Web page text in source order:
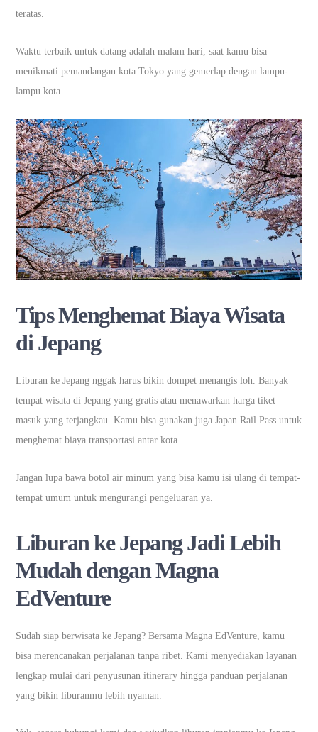
teratas.
Waktu terbaik untuk datang adalah malam hari, saat kamu bisa
menikmati pemandangan kota Tokyo yang gemerlap dengan lampu-
lampu kota.
Tips Menghemat Biaya Wisata
di Jepang
Liburan ke Jepang nggak harus bikin dompet menangis loh. Banyak
tempat wisata di Jepang yang gratis atau menawarkan harga tiket
masuk yang terjangkau. Kamu bisa gunakan juga Japan Rail Pass untuk
menghemat biaya transportasi antar kota.
Jangan lupa bawa botol air minum yang bisa kamu isi ulang di tempat-
tempat umum untuk mengurangi pengeluaran ya.
Liburan ke Jepang Jadi Lebih
Mudah dengan Magna
EdVenture
Sudah siap berwisata ke Jepang? Bersama Magna EdVenture, kamu
bisa merencanakan perjalanan tanpa ribet. Kami menyediakan layanan
lengkap mulai dari penyusunan itinerary hingga panduan perjalanan
yang bikin liburanmu lebih nyaman.